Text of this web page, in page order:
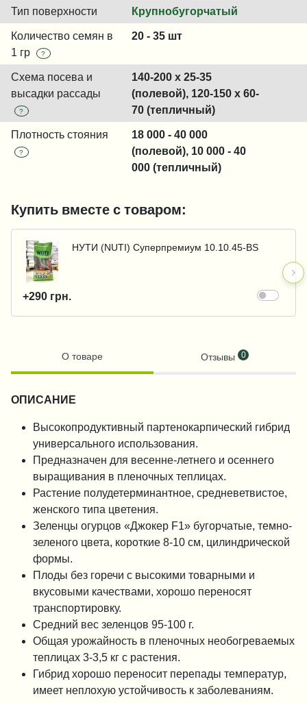
Тип поверхности Крупнобугорчатый
Количество семян в
1 гр
?
20 - 35 шт
Схема посева и
высадки рассады
?
140-200 x 25-35
(полевой), 120-150 x 60-
70 (тепличный)
Плотность стояния
?
18 000 - 40 000
(полевой), 10 000 - 40
000 (тепличный)
Купить вместе с товаром:
НУТИ (NUTI) Суперпремиум 10.10.45-BS
+290 грн.
О товаре Отзывы 0
ОПИСАНИЕ
Высокопродуктивный партенокарпический гибрид
универсального использования.
Предназначен для весенне-летнего и осеннего
выращивания в пленочных теплицах.
Растение полудетерминантное, средневетвистое,
женского типа цветения.
Зеленцы огурцов «Джокер F1» бугорчатые, темно-
зеленого цвета, короткие 8-10 см, цилиндрической
формы.
Плоды без горечи с высокими товарными и
вкусовыми качествами, хорошо переносят
транспортировку.
Средний вес зеленцов 95-100 г.
Общая урожайность в пленочных необогреваемых
теплицах 3-3,5 кг с растения.
Гибрид хорошо переносит перепады температур,
имеет неплохую устойчивость к заболеваниям.